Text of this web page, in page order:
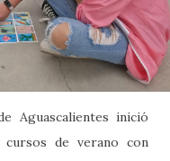
Aguascalientes inició
cursos de verano con